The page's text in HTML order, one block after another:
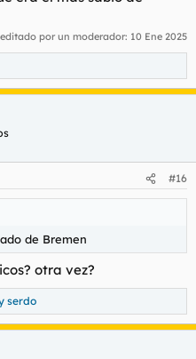
por un moderador: 10 Ene 2025
#16
de Bremen
otra vez?
serdo